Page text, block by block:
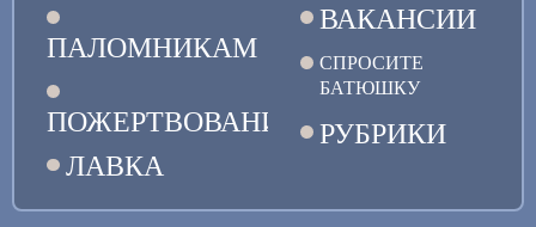
ПАЛОМНИКАМ
ПОЖЕРТВОВАНИЯ
ЛАВКА
ВАКАНСИИ
СПРОСИТЕ
БАТЮШКУ
РУБРИКИ